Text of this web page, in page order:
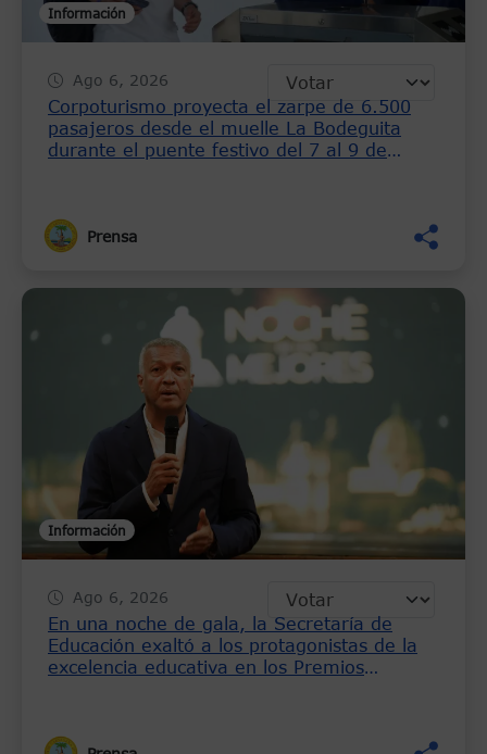
Información
Ago 6, 2026
Corpoturismo proyecta el zarpe de 6.500
pasajeros desde el muelle La Bodeguita
durante el puente festivo del 7 al 9 de
Prensa
Información
Ago 6, 2026
En una noche de gala, la Secretaría de
Educación exaltó a los protagonistas de la
excelencia educativa en los Premios